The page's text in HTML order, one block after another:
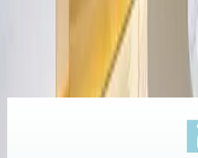
Öffnungszeiten (täglich)